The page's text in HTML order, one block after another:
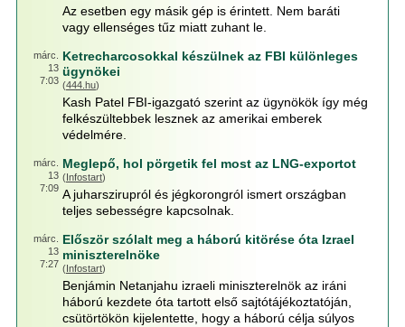
Az esetben egy másik gép is érintett. Nem baráti
vagy ellenséges tűz miatt zuhant le.
márc.
13
7:03
Ketrecharcosokkal készülnek az FBI különleges
ügynökei
(444.hu)
Kash Patel FBI-igazgató szerint az ügynökök így még
felkészültebbek lesznek az amerikai emberek
védelmére.
márc.
13
7:09
Meglepő, hol pörgetik fel most az LNG-exportot
(Infostart)
A juharszirupról és jégkorongról ismert országban
teljes sebességre kapcsolnak.
márc.
13
7:27
Először szólalt meg a háború kitörése óta Izrael
miniszterelnöke
(Infostart)
Benjámin Netanjahu izraeli miniszterelnök az iráni
háború kezdete óta tartott első sajtótájékoztatóján,
csütörtökön kijelentette, hogy a háború célja súlyos